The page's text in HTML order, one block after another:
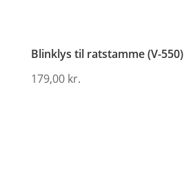
Blinklys til ratstamme (V-550)
179,00 kr.